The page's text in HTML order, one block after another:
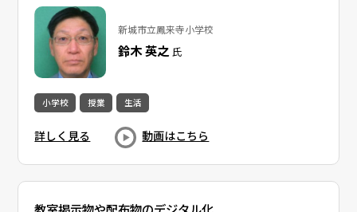
新城市立鳳来寺小学校
鈴木 英之 氏
小学校 授業 生活
詳しく見る 動画はこちら